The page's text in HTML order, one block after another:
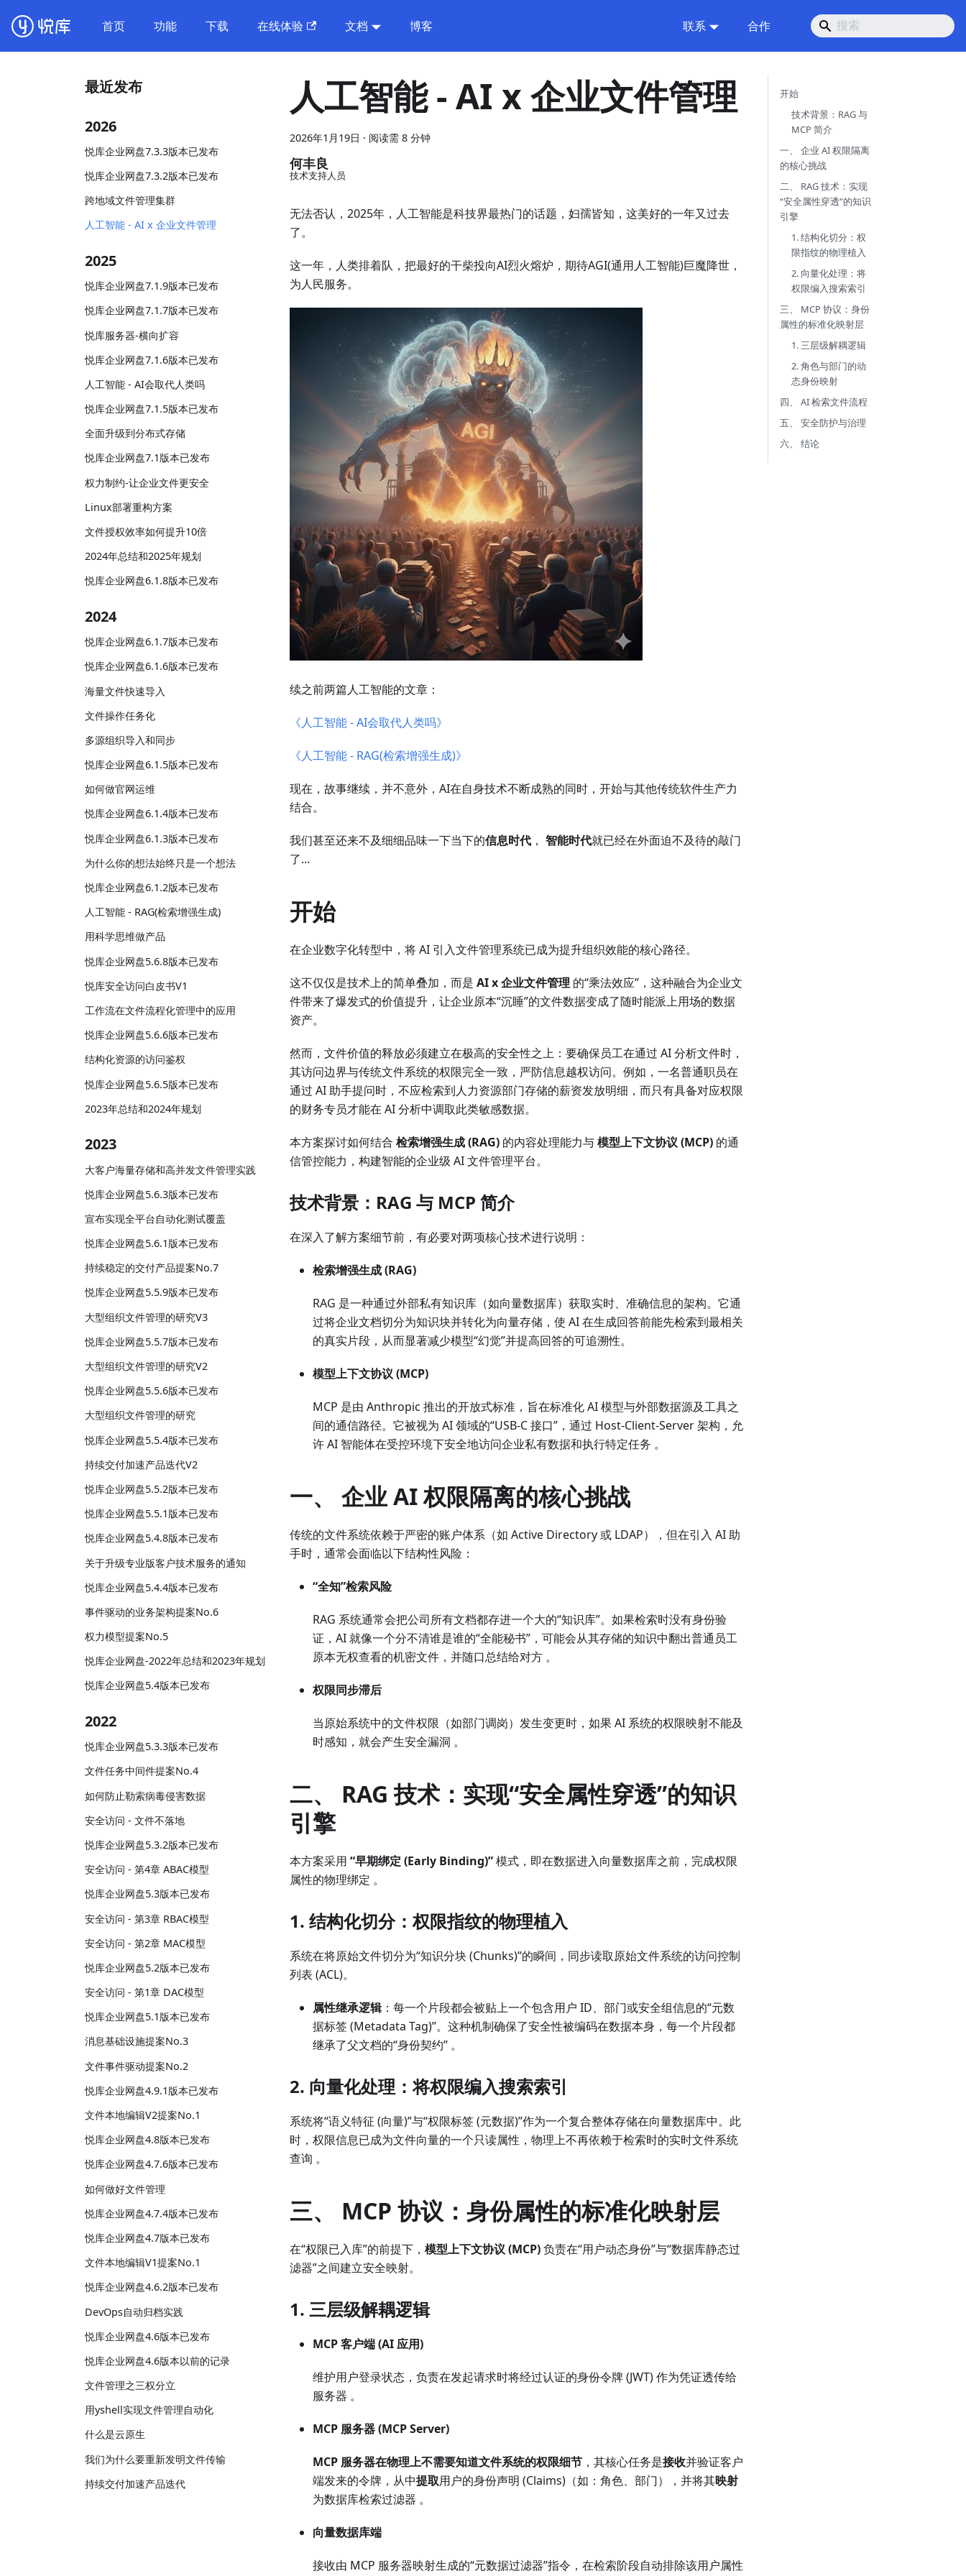
首页 功能 下载 在线体验 文档 博客 联系 合作
最近发布
2026
悦库企业网盘7.3.3版本已发布
悦库企业网盘7.3.2版本已发布
跨地域文件管理集群
人工智能 - AI x 企业文件管理
2025
悦库企业网盘7.1.9版本已发布
悦库企业网盘7.1.7版本已发布
悦库服务器-横向扩容
悦库企业网盘7.1.6版本已发布
人工智能 - AI会取代人类吗
悦库企业网盘7.1.5版本已发布
全面升级到分布式存储
悦库企业网盘7.1版本已发布
权力制约-让企业文件更安全
Linux部署重构方案
文件授权效率如何提升10倍
2024年总结和2025年规划
悦库企业网盘6.1.8版本已发布
2024
悦库企业网盘6.1.7版本已发布
悦库企业网盘6.1.6版本已发布
海量文件快速导入
文件操作任务化
多源组织导入和同步
悦库企业网盘6.1.5版本已发布
如何做官网运维
悦库企业网盘6.1.4版本已发布
悦库企业网盘6.1.3版本已发布
为什么你的想法始终只是一个想法
悦库企业网盘6.1.2版本已发布
人工智能 - RAG(检索增强生成)
用科学思维做产品
悦库企业网盘5.6.8版本已发布
悦库安全访问白皮书V1
工作流在文件流程化管理中的应用
悦库企业网盘5.6.6版本已发布
结构化资源的访问鉴权
悦库企业网盘5.6.5版本已发布
2023年总结和2024年规划
2023
大客户海量存储和高并发文件管理实践
悦库企业网盘5.6.3版本已发布
宣布实现全平台自动化测试覆盖
悦库企业网盘5.6.1版本已发布
持续稳定的交付产品提案No.7
悦库企业网盘5.5.9版本已发布
大型组织文件管理的研究V3
悦库企业网盘5.5.7版本已发布
大型组织文件管理的研究V2
悦库企业网盘5.5.6版本已发布
大型组织文件管理的研究
悦库企业网盘5.5.4版本已发布
持续交付加速产品迭代V2
悦库企业网盘5.5.2版本已发布
悦库企业网盘5.5.1版本已发布
悦库企业网盘5.4.8版本已发布
关于升级专业版客户技术服务的通知
悦库企业网盘5.4.4版本已发布
事件驱动的业务架构提案No.6
权力模型提案No.5
悦库企业网盘-2022年总结和2023年规划
悦库企业网盘5.4版本已发布
2022
悦库企业网盘5.3.3版本已发布
文件任务中间件提案No.4
如何防止勒索病毒侵害数据
安全访问 - 文件不落地
悦库企业网盘5.3.2版本已发布
安全访问 - 第4章 ABAC模型
悦库企业网盘5.3版本已发布
安全访问 - 第3章 RBAC模型
安全访问 - 第2章 MAC模型
悦库企业网盘5.2版本已发布
安全访问 - 第1章 DAC模型
悦库企业网盘5.1版本已发布
消息基础设施提案No.3
文件事件驱动提案No.2
悦库企业网盘4.9.1版本已发布
文件本地编辑V2提案No.1
悦库企业网盘4.8版本已发布
悦库企业网盘4.7.6版本已发布
如何做好文件管理
悦库企业网盘4.7.4版本已发布
悦库企业网盘4.7版本已发布
文件本地编辑V1提案No.1
悦库企业网盘4.6.2版本已发布
DevOps自动归档实践
悦库企业网盘4.6版本已发布
悦库企业网盘4.6版本以前的记录
文件管理之三权分立
用yshell实现文件管理自动化
什么是云原生
我们为什么要重新发明文件传输
持续交付加速产品迭代
人工智能 - AI x 企业文件管理
2026年1月19日 · 阅读需 8 分钟
何丰良
技术支持人员
无法否认，2025年，人工智能是科技界最热门的话题，妇孺皆知，这美好的一年又过去
了。
这一年，人类排着队，把最好的干柴投向AI烈火熔炉，期待AGI(通用人工智能)巨魔降世，
为人民服务。
续之前两篇人工智能的文章：
《人工智能 - AI会取代人类吗》
《人工智能 - RAG(检索增强生成)》
现在，故事继续，并不意外，AI在自身技术不断成熟的同时，开始与其他传统软件生产力
结合。
我们甚至还来不及细细品味一下当下的信息时代 ， 智能时代就已经在外面迫不及待的敲门
了...
开始
在企业数字化转型中，将 AI 引入文件管理系统已成为提升组织效能的核心路径。
这不仅仅是技术上的简单叠加，而是 AI x 企业文件管理 的“乘法效应”，这种融合为企业文
件带来了爆发式的价值提升，让企业原本“沉睡”的文件数据变成了随时能派上用场的数据
资产。
然而，文件价值的释放必须建立在极高的安全性之上：要确保员工在通过 AI 分析文件时，
其访问边界与传统文件系统的权限完全一致，严防信息越权访问。例如，一名普通职员在
通过 AI 助手提问时，不应检索到人力资源部门存储的薪资发放明细，而只有具备对应权限
的财务专员才能在 AI 分析中调取此类敏感数据。
本方案探讨如何结合 检索增强生成 (RAG) 的内容处理能力与模型上下文协议 (MCP) 的通
信管控能力，构建智能的企业级 AI 文件管理平台。
技术背景：RAG 与 MCP 简介
在深入了解方案细节前，有必要对两项核心技术进行说明：
检索增强生成 (RAG)
RAG 是一种通过外部私有知识库（如向量数据库）获取实时、准确信息的架构。它通
过将企业文档切分为知识块并转化为向量存储，使 AI 在生成回答前能先检索到最相关
的真实片段，从而显著减少模型“幻觉”并提高回答的可追溯性。
模型上下文协议 (MCP)
MCP 是由 Anthropic 推出的开放式标准，旨在标准化 AI 模型与外部数据源及工具之
间的通信路径。它被视为 AI 领域的“USB-C 接口”，通过 Host-Client-Server 架构，允
许 AI 智能体在受控环境下安全地访问企业私有数据和执行特定任务 。
一、 企业 AI 权限隔离的核心挑战
传统的文件系统依赖于严密的账户体系（如 Active Directory 或 LDAP），但在引入 AI 助
手时，通常会面临以下结构性风险：
“全知”检索风险
RAG 系统通常会把公司所有文档都存进一个大的“知识库”。如果检索时没有身份验
证，AI 就像一个分不清谁是谁的“全能秘书”，可能会从其存储的知识中翻出普通员工
原本无权查看的机密文件，并随口总结给对方 。
权限同步滞后
当原始系统中的文件权限（如部门调岗）发生变更时，如果 AI 系统的权限映射不能及
时感知，就会产生安全漏洞 。
二、 RAG 技术：实现“安全属性穿透”的知识
引擎
本方案采用 “早期绑定 (Early Binding)”模式，即在数据进入向量数据库之前，完成权限
属性的物理绑定 。
1. 结构化切分：权限指纹的物理植入
系统在将原始文件切分为“知识分块 (Chunks)”的瞬间，同步读取原始文件系统的访问控制
列表 (ACL)。
属性继承逻辑：每一个片段都会被贴上一个包含用户 ID、部门或安全组信息的“元数
据标签 (Metadata Tag)”。这种机制确保了安全性被编码在数据本身，每一个片段都
继承了父文档的“身份契约” 。
2. 向量化处理：将权限编入搜索索引
系统将“语义特征 (向量)”与“权限标签 (元数据)”作为一个复合整体存储在向量数据库中。此
时，权限信息已成为文件向量的一个只读属性，物理上不再依赖于检索时的实时文件系统
查询 。
三、 MCP 协议：身份属性的标准化映射层
在“权限已入库”的前提下， 模型上下文协议 (MCP)负责在“用户动态身份”与“数据库静态过
滤器”之间建立安全映射。
1. 三层级解耦逻辑
MCP 客户端 (AI 应用)
维护用户登录状态，负责在发起请求时将经过认证的身份令牌 (JWT) 作为凭证透传给
服务器 。
MCP 服务器 (MCP Server)
MCP 服务器在物理上不需要知道文件系统的权限细节 ，其核心任务是接收并验证客户
端发来的令牌，从中提取用户的身份声明 (Claims)（如：角色、部门），并将其映射
为数据库检索过滤器 。
向量数据库端
接收由 MCP 服务器映射生成的“元数据过滤器”指令，在检索阶段自动排除该用户属性
开始
技术背景：RAG 与
MCP 简介
一、 企业 AI 权限隔离
的核心挑战
二、 RAG 技术：实现
“安全属性穿透”的知识
引擎
1. 结构化切分：权
限指纹的物理植入
2. 向量化处理：将
权限编入搜索索引
三、 MCP 协议：身份
属性的标准化映射层
1. 三层级解耦逻辑
2. 角色与部门的动
态身份映射
四、 AI 检索文件流程
五、 安全防护与治理
六、 结论